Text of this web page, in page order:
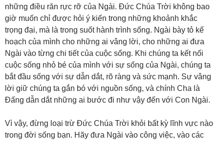
những điều răn rực rỡ của Ngài. Đức Chúa Trời không bao
giờ muốn chỉ được hỏi ý kiến trong những khoảnh khắc
trọng đại, mà là trong suốt hành trình sống. Ngài bày tỏ kế
hoạch của mình cho những ai vâng lời, cho những ai đưa
Ngài vào từng chi tiết của cuộc sống. Khi chúng ta kết nối
cuộc sống nhỏ bé của mình với sự sống của Ngài, chúng ta
bắt đầu sống với sự dẫn dắt, rõ ràng và sức mạnh. Sự vâng
lời giữ chúng ta gắn bó với nguồn sống, và chính Cha là
Đấng dẫn dắt những ai bước đi như vậy đến với Con Ngài.
Vì vậy, đừng loại trừ Đức Chúa Trời khỏi bất kỳ lĩnh vực nào
trong đời sống bạn. Hãy đưa Ngài vào công việc, vào các